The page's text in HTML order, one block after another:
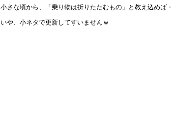
小さな頃から、「乗り物は折りたたむもの」と教え込めば・
いや、小ネタで更新してすいませんｗ